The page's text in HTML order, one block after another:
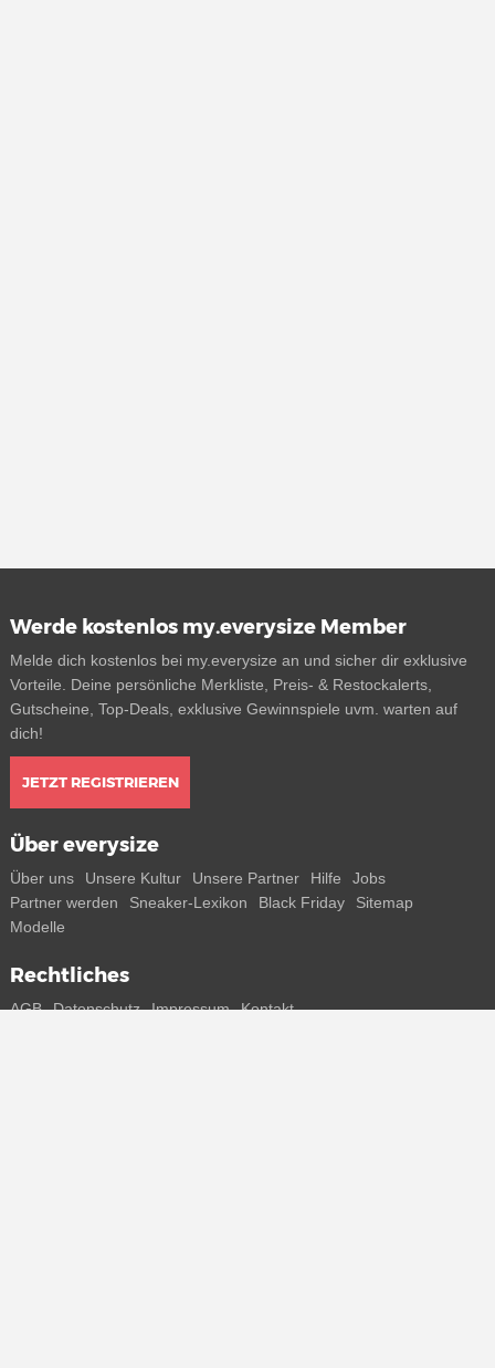
Werde kostenlos my.everysize Member
Melde dich kostenlos bei my.everysize an und sicher dir exklusive
Vorteile. Deine persönliche Merkliste, Preis- & Restockalerts,
Gutscheine, Top-Deals, exklusive Gewinnspiele uvm. warten auf
dich!
JETZT REGISTRIEREN
Über everysize
Über uns Unsere Kultur Unsere Partner Hilfe
Jobs
Partner werden
Sneaker-Lexikon Black Friday
Sitemap
Modelle
Rechtliches
AGB Datenschutz Impressum Kontakt